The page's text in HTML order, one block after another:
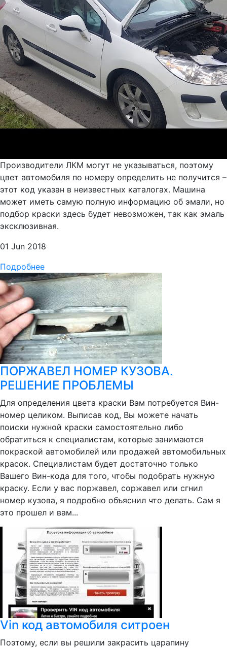
Производители ЛКМ могут не указываться, поэтому
цвет автомобиля по номеру определить не получится –
этот код указан в неизвестных каталогах. Машина
может иметь самую полную информацию об эмали, но
подбор краски здесь будет невозможен, так как эмаль
эксклюзивная.
01 Jun 2018
Подробнее
ПОРЖАВЕЛ НОМЕР КУЗОВА.
РЕШЕНИЕ ПРОБЛЕМЫ
Для определения цвета краски Вам потребуется Вин-
номер целиком. Выписав код, Вы можете начать
поиски нужной краски самостоятельно либо
обратиться к специалистам, которые занимаются
покраской автомобилей или продажей автомобильных
красок. Специалистам будет достаточно только
Вашего Вин-кода для того, чтобы подобрать нужную
краску. Если у вас поржавел, соржавел или сгнил
номер кузова, я подробно объяснил что делать. Сам я
это прошел и вам...
Vin код автомобиля ситроен
Поэтому, если вы решили закрасить царапину